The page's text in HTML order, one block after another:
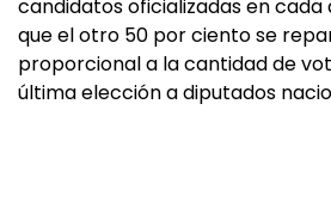
candidatos oficializadas en
que el otro 50 por ciento se
proporcional a la cantidad de
última elección a diputados